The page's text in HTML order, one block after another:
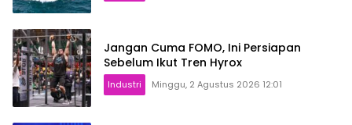
Jangan Cuma FOMO, Ini Persiapan
Sebelum Ikut Tren Hyrox
Industri Minggu, 2 Agustus 2026 12:01